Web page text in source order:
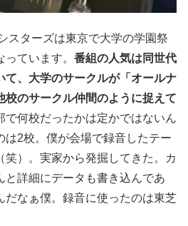
スターズは東京で大学の学園祭
ています。 番組の人気は同世代
て、大学のサークルが「オールナ
校のサークル仲間のように捉えて
で何校だったかは定かではないん
は2校。僕が会場で録音したテー
笑）。実家から発掘してきた。カ
と詳細にデータも書き込んであ
だなぁ僕。録音に使ったのは東芝